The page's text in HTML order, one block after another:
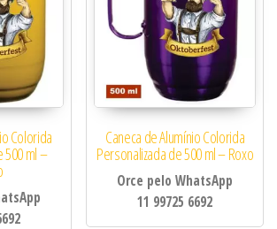
Colorida
500 ml –
Caneca de Alumínio Colorida
Personalizada de 500 ml – Roxo
Orce pelo WhatsApp
11 99725 6692